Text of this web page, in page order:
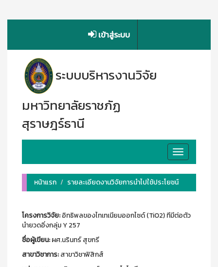
เข้าสู่ระบบ
ระบบบริหารงานวิจัย
มหาวิทยาลัยราชภัฏ
สุราษฎร์ธานี
Toggle
navigation
หน้าแรก
รายละเอียดงานวิจัยการนำไปใช้ประโยชน์
โครงการวิจัย:อิทธิพลของไทเทเนียมออกไซด์ (TiO2) ทีมีต่อตัว
นำยวดอิ่งกลุ่ม Y 257
ชื่อผู้เขียน:ผศ.นรินทร์ สุขกรี
สาขาวิชาการ:สาขาวิชาฟิสิกส์